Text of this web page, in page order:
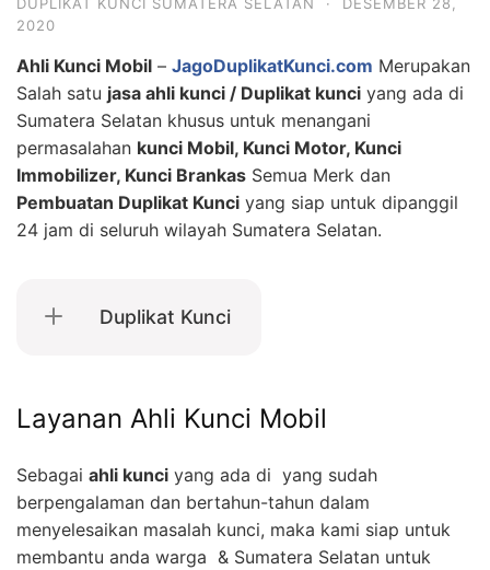
DUPLIKAT KUNCI SUMATERA SELATAN
·
DESEMBER 28,
2020
Ahli Kunci Mobil – JagoDuplikatKunci.com Merupakan
Salah satu jasa ahli kunci / Duplikat kunci yang ada di
Sumatera Selatan khusus untuk menangani
permasalahan kunci Mobil, Kunci Motor, Kunci
Immobilizer, Kunci Brankas Semua Merk dan
Pembuatan Duplikat Kunci yang siap untuk dipanggil
24 jam di seluruh wilayah Sumatera Selatan.
Duplikat Kunci
Layanan Ahli Kunci Mobil
Sebagai ahli kunci yang ada di yang sudah
berpengalaman dan bertahun-tahun dalam
menyelesaikan masalah kunci, maka kami siap untuk
membantu anda warga & Sumatera Selatan untuk